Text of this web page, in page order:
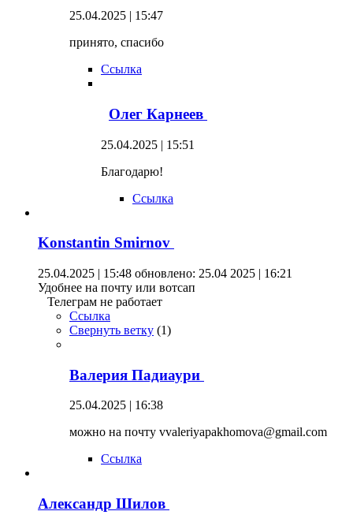
25.04.2025 | 15:47
принято, спасибо
Ссылка
Олег Карнеев
25.04.2025 | 15:51
Благодарю!
Ссылка
Konstantin Smirnov
25.04.2025 | 15:48 обновлено: 25.04 2025 | 16:21
Удобнее на почту или вотсап
Телеграм не работает
Ссылка
Свернуть ветку (1)
Валерия Падиаури
25.04.2025 | 16:38
можно на почту vvaleriyapakhomova@gmail.com
Ссылка
Александр Шилов